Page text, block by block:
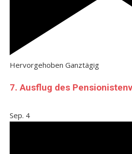
Hervorgehoben Ganztägig
7. Ausflug des
Sep. 4